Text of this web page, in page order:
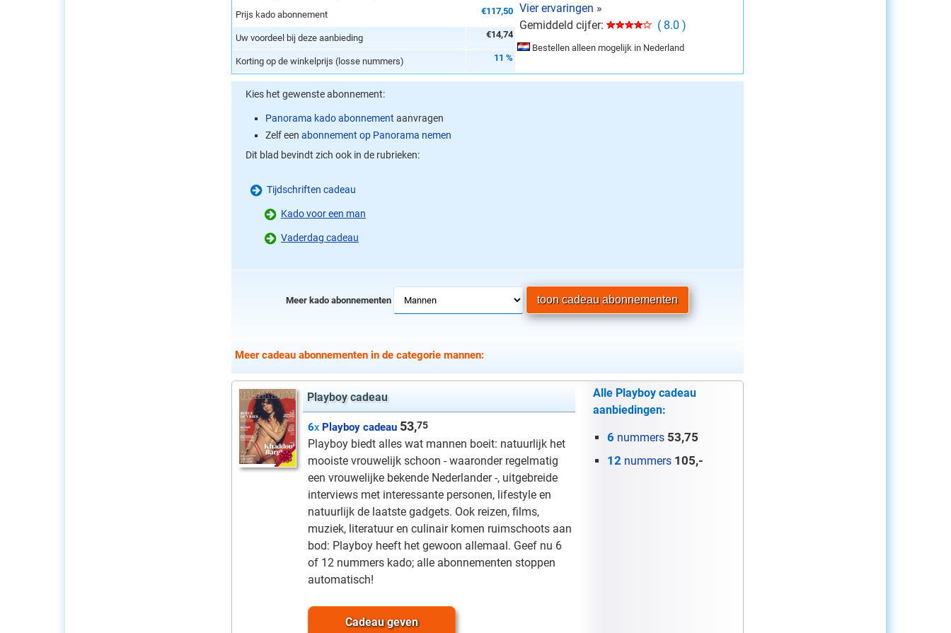
Prijs kado abonnement €117,50
Uw voordeel bij deze aanbieding €14,74
Korting op de winkelprijs (losse nummers) 11 %
Vier ervaringen »
Gemiddeld cijfer:
( 8.0 )
Bestellen alleen mogelijk in Nederland
Kies het gewenste abonnement:
Panorama kado abonnement aanvragen
Zelf een abonnement op Panorama nemen
Dit blad bevindt zich ook in de rubrieken:
Tijdschriften cadeau
Kado voor een man
Vaderdag cadeau
Meer kado abonnementen
Meer cadeau abonnementen in de categorie mannen:
Playboy cadeau
6x Playboy cadeau 53,75
Playboy biedt alles wat mannen boeit: natuurlijk het
mooiste vrouwelijk schoon - waaronder regelmatig
een vrouwelijke bekende Nederlander -, uitgebreide
interviews met interessante personen, lifestyle en
natuurlijk de laatste gadgets. Ook reizen, films,
muziek, literatuur en culinair komen ruimschoots aan
bod: Playboy heeft het gewoon allemaal. Geef nu 6
of 12 nummers kado; alle abonnementen stoppen
automatisch!
Cadeau geven
Alle Playboy cadeau
aanbiedingen:
6 nummers 53,75
12 nummers 105,-